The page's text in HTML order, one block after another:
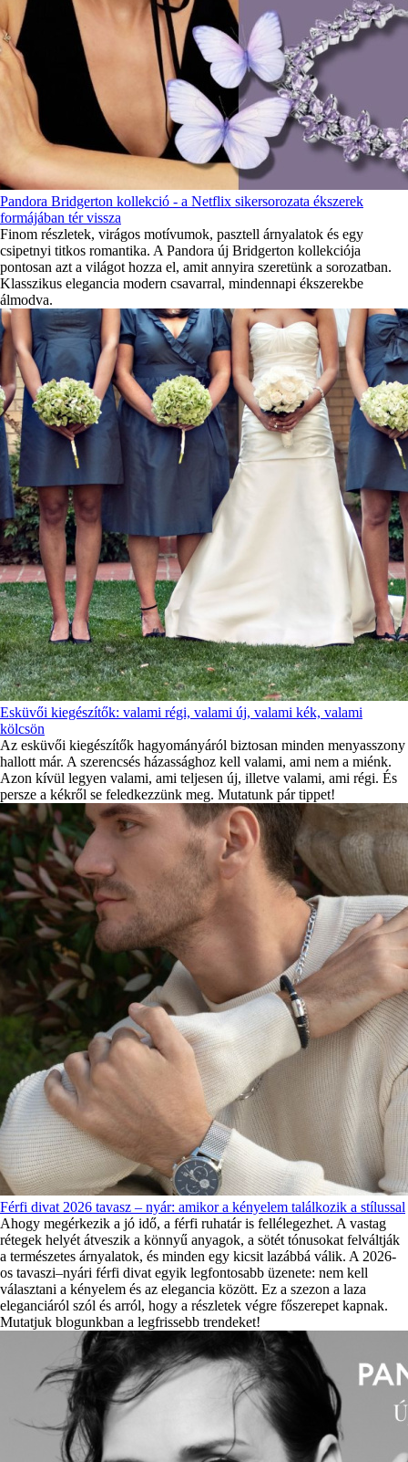
Pandora Bridgerton kollekció - a Netflix sikersorozata ékszerek
formájában tér vissza
Finom részletek, virágos motívumok, pasztell árnyalatok és egy
csipetnyi titkos romantika. A Pandora új Bridgerton kollekciója
pontosan azt a világot hozza el, amit annyira szeretünk a sorozatban.
Klasszikus elegancia modern csavarral, mindennapi ékszerekbe
álmodva.
Esküvői kiegészítők: valami régi, valami új, valami kék, valami
kölcsön
Az esküvői kiegészítők hagyományáról biztosan minden menyasszony
hallott már. A szerencsés házassághoz kell valami, ami nem a miénk.
Azon kívül legyen valami, ami teljesen új, illetve valami, ami régi. És
persze a kékről se feledkezzünk meg. Mutatunk pár tippet!
Férfi divat 2026 tavasz – nyár: amikor a kényelem találkozik a stílussal
Ahogy megérkezik a jó idő, a férfi ruhatár is fellélegezhet. A vastag
rétegek helyét átveszik a könnyű anyagok, a sötét tónusokat felváltják
a természetes árnyalatok, és minden egy kicsit lazábbá válik. A 2026-
os tavaszi–nyári férfi divat egyik legfontosabb üzenete: nem kell
választani a kényelem és az elegancia között. Ez a szezon a laza
eleganciáról szól és arról, hogy a részletek végre főszerepet kapnak.
Mutatjuk blogunkban a legfrissebb trendeket!